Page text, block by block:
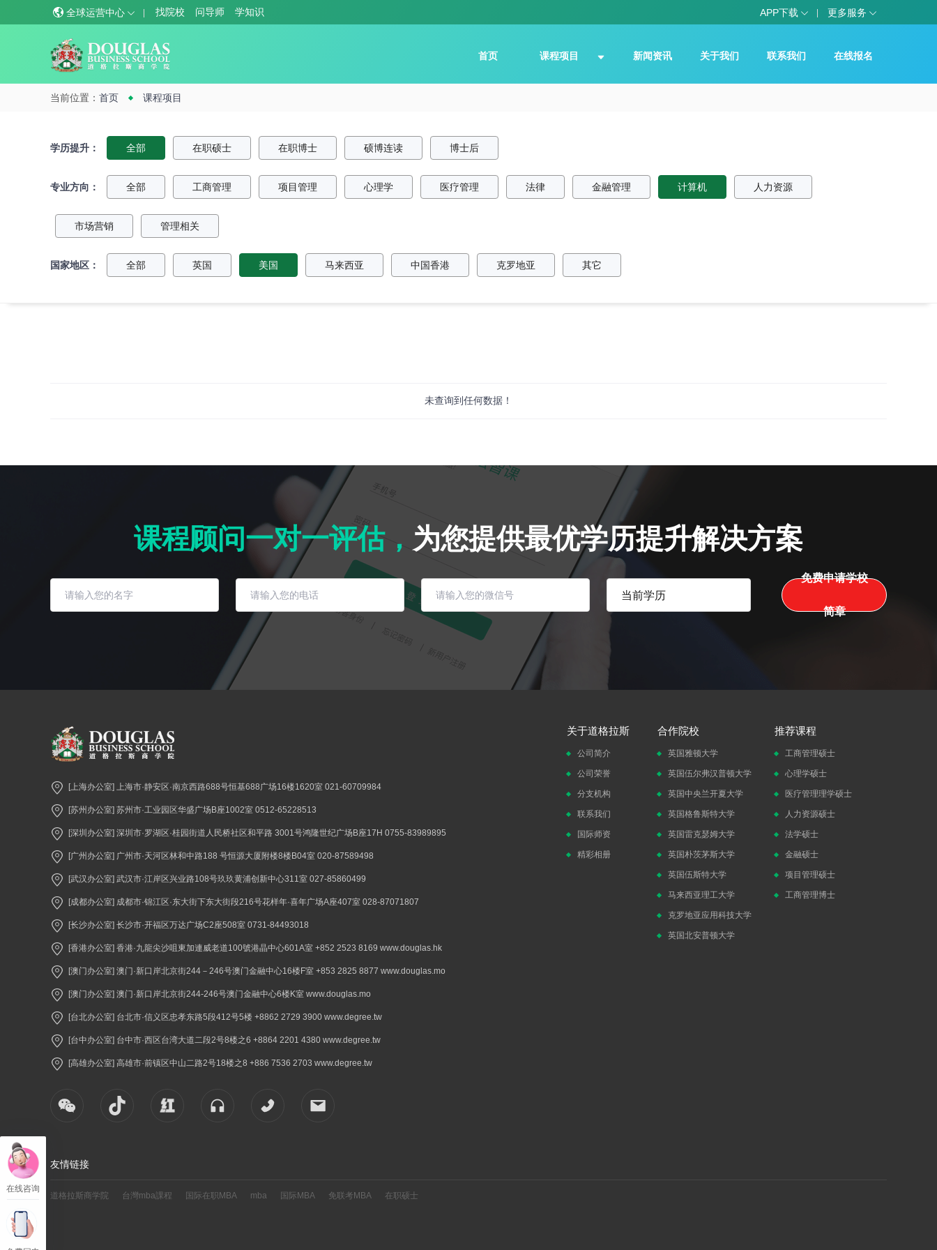
全球运营中心 找院校 问导师 学知识 APP下载 更多服务
首页 课程项目 新闻资讯 关于我们 联系我们 在线报名
当前位置： 首页 课程项目
学历提升： 全部 在职硕士 在职博士 硕博连读 博士后
专业方向： 全部 工商管理 项目管理 心理学 医疗管理 法律 金融管理 计算机 人力资源
市场营销 管理相关
国家地区： 全部 英国 美国 马来西亚 中国香港 克罗地亚 其它
未查询到任何数据！
课程顾问一对一评估， 为您提供最优学历提升解决方案
免费申请学校
简章
[上海办公室] 上海市·静安区·南京西路688号恒基688广场16楼1620室 021-60709984
[苏州办公室] 苏州市·工业园区华盛广场B座1002室 0512-65228513
[深圳办公室] 深圳市·罗湖区·桂园街道人民桥社区和平路 3001号鸿隆世纪广场B座17H 0755-83989895
[广州办公室] 广州市·天河区林和中路188 号恒源大厦附楼8楼B04室 020-87589498
[武汉办公室] 武汉市·江岸区兴业路108号玖玖黄浦创新中心311室 027-85860499
[成都办公室] 成都市·锦江区·东大街下东大街段216号花样年·喜年广场A座407室 028-87071807
[长沙办公室] 长沙市·开福区万达广场C2座508室 0731-84493018
[香港办公室] 香港·九龍尖沙咀東加連威老道100號港晶中心601A室 +852 2523 8169 www.douglas.hk
[澳门办公室] 澳门·新口岸北京街244－246号澳门金融中心16楼F室 +853 2825 8877 www.douglas.mo
[澳门办公室] 澳门·新口岸北京街244-246号澳门金融中心6楼K室 www.douglas.mo
[台北办公室] 台北市·信义区忠孝东路5段412号5楼 +8862 2729 3900 www.degree.tw
[台中办公室] 台中市·西区台湾大道二段2号8楼之6 +8864 2201 4380 www.degree.tw
[高雄办公室] 高雄市·前镇区中山二路2号18楼之8 +886 7536 2703 www.degree.tw
关于道格拉斯
公司简介
公司荣誉
分支机构
联系我们
国际师资
精彩相册
合作院校
英国雅顿大学
英国伍尔弗汉普顿大学
英国中央兰开夏大学
英国格鲁斯特大学
英国雷克瑟姆大学
英国朴茨茅斯大学
英国伍斯特大学
马来西亚理工大学
克罗地亚应用科技大学
英国北安普顿大学
推荐课程
工商管理硕士
心理学硕士
医疗管理理学硕士
人力资源硕士
法学硕士
金融硕士
项目管理硕士
工商管理博士
友情链接
道格拉斯商学院 台灣mba課程 国际在职MBA mba 国际MBA 免联考MBA 在职硕士
在线咨询